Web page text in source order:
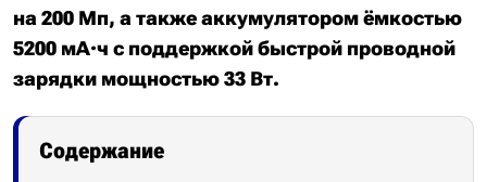
на 200 Мп, а также аккумулятором ёмкостью
5200 мА·ч с поддержкой быстрой проводной
зарядки мощностью 33 Вт.
Содержание